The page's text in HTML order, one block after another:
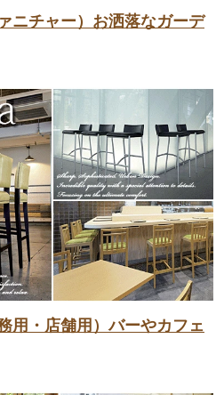
ニチャー）お洒落なガーデ
用・店舗用）バーやカフェ